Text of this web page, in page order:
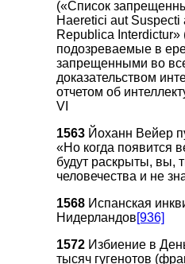
(«Список
Haeretici aut
Republica Interdictur»
подозреваемые в
запрещенными во
доказательством
отчетом об
VI
1563 Йоханн Вейер
«Но когда появится
будут раскрыты, вы,
человечества и не
1568Испанская
Нидерландов[936]
1572 Избиение в
тысяч гугенотов